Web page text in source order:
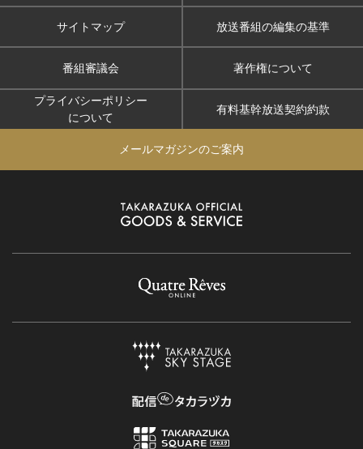
サイトマップ 放送番組の編集の基準
番組審議会 著作権について
プライバシーポリシー
について
有料基幹放送契約約款
メールマガジンのご案内